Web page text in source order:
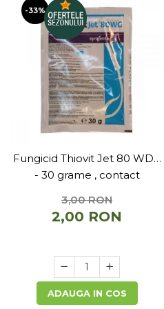
-33%
Fungicid Thiovit Jet 80 WDG
- 30 grame , contact
3,00 RON
2,00 RON
ADAUGA IN COS